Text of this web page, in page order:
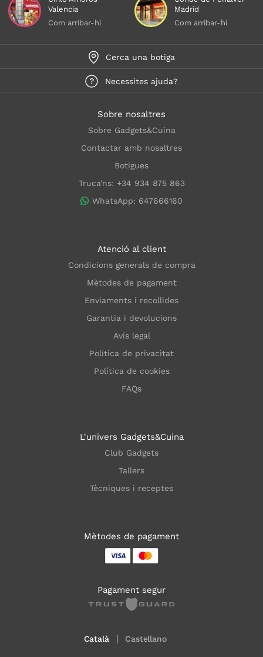
Valencia
Com arribar-hi
Madrid
Com arribar-hi
Cerca una botiga
Necessites ajuda?
Sobre nosaltres
Sobre Gadgets&Cuina
Contactar amb nosaltres
Botigues
Truca'ns: +34 934 875 863
WhatsApp: 647666160
Atenció al client
Condicions generals de compra
Mètodes de pagament
Enviaments i recollides
Garantia i devolucions
Avís legal
Política de privacitat
Política de cookies
FAQs
L'univers Gadgets&Cuina
Club Gadgets
Tallers
Tècniques i receptes
Mètodes de pagament
Pagament segur
Català Castellano